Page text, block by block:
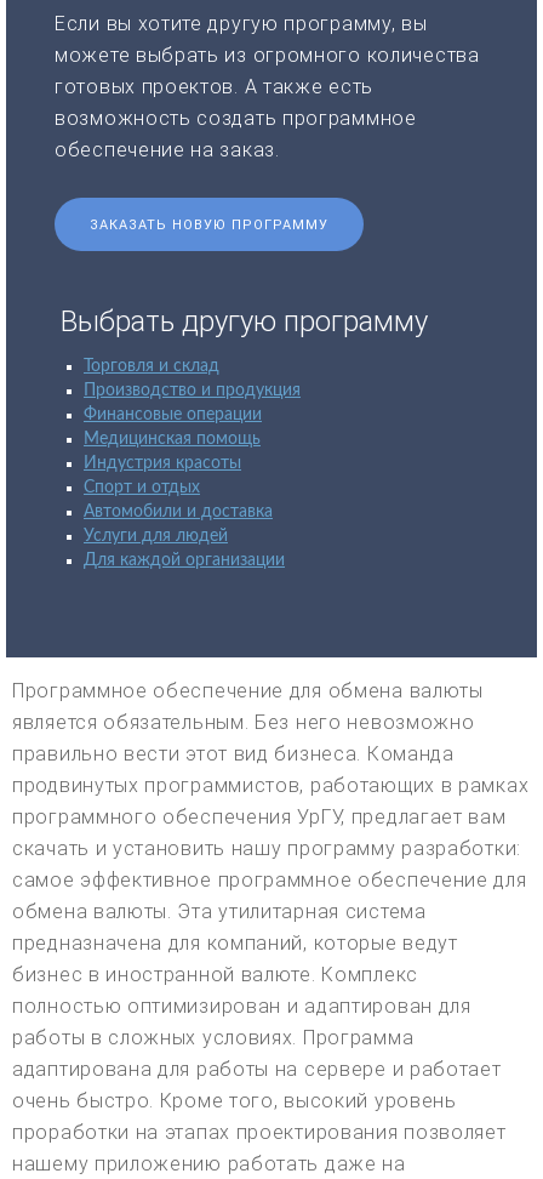
Если вы хотите другую программу, вы
можете выбрать из огромного количества
готовых проектов. А также есть
возможность создать программное
обеспечение на заказ.
ЗАКАЗАТЬ НОВУЮ ПРОГРАММУ
Выбрать другую программу
Торговля и склад
Производство и продукция
Финансовые операции
Медицинская помощь
Индустрия красоты
Спорт и отдых
Автомобили и доставка
Услуги для людей
Для каждой организации
Программное обеспечение для обмена валюты
является обязательным. Без него невозможно
правильно вести этот вид бизнеса. Команда
продвинутых программистов, работающих в рамках
программного обеспечения УрГУ, предлагает вам
скачать и установить нашу программу разработки:
самое эффективное программное обеспечение для
обмена валюты. Эта утилитарная система
предназначена для компаний, которые ведут
бизнес в иностранной валюте. Комплекс
полностью оптимизирован и адаптирован для
работы в сложных условиях. Программа
адаптирована для работы на сервере и работает
очень быстро. Кроме того, высокий уровень
проработки на этапах проектирования позволяет
нашему приложению работать даже на